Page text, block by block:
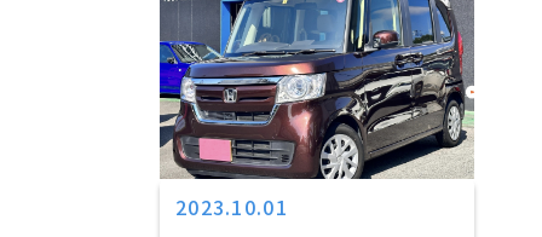
2023.10.01